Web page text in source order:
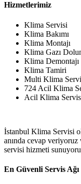
Hizmetlerimiz
Klima Servisi
Klima Bakımı
Klima Montajı
Klima Gazı
Klima Demontajı
Klima Tamiri
Multi Klima
724 Acil Klima
Acil Klima
İstanbul Klima Servisi
anında cevap
servisi hizmeti
En Güvenli Servis Ağı